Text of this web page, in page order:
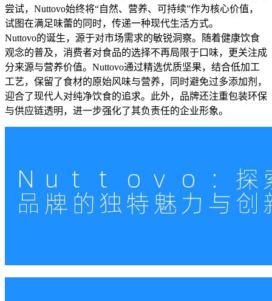
尝试，Nuttovo始终将“自然、营养、可持续”作为核心价值，
试图在满足味蕾的同时，传递一种现代生活方式。
Nuttovo的诞生，源于对市场需求的敏锐洞察。随着健康饮食
观念的普及，消费者对食品的选择不再局限于口味，更关注成
分来源与营养价值。Nuttovo通过精选优质坚果，结合低加工
工艺，保留了食材的原始风味与营养，同时避免过多添加剂，
迎合了现代人对纯净饮食的追求。此外，品牌还注重包装环保
与供应链透明，进一步强化了其负责任的企业形象。